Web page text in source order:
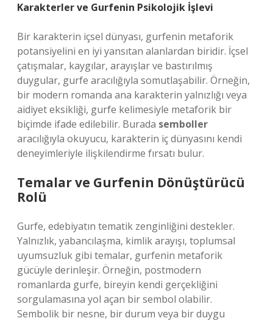
Karakterler ve Gurfenin Psikolojik İşlevi
Bir karakterin içsel dünyası, gurfenin metaforik
potansiyelini en iyi yansıtan alanlardan biridir. İçsel
çatışmalar, kaygılar, arayışlar ve bastırılmış
duygular, gurfe aracılığıyla somutlaşabilir. Örneğin,
bir modern romanda ana karakterin yalnızlığı veya
aidiyet eksikliği, gurfe kelimesiyle metaforik bir
biçimde ifade edilebilir. Burada semboller
aracılığıyla okuyucu, karakterin iç dünyasını kendi
deneyimleriyle ilişkilendirme fırsatı bulur.
Temalar ve Gurfenin Dönüştürücü
Rolü
Gurfe, edebiyatın tematik zenginliğini destekler.
Yalnızlık, yabancılaşma, kimlik arayışı, toplumsal
uyumsuzluk gibi temalar, gurfenin metaforik
gücüyle derinleşir. Örneğin, postmodern
romanlarda gurfe, bireyin kendi gerçekliğini
sorgulamasına yol açan bir sembol olabilir.
Sembolik bir nesne, bir durum veya bir duygu